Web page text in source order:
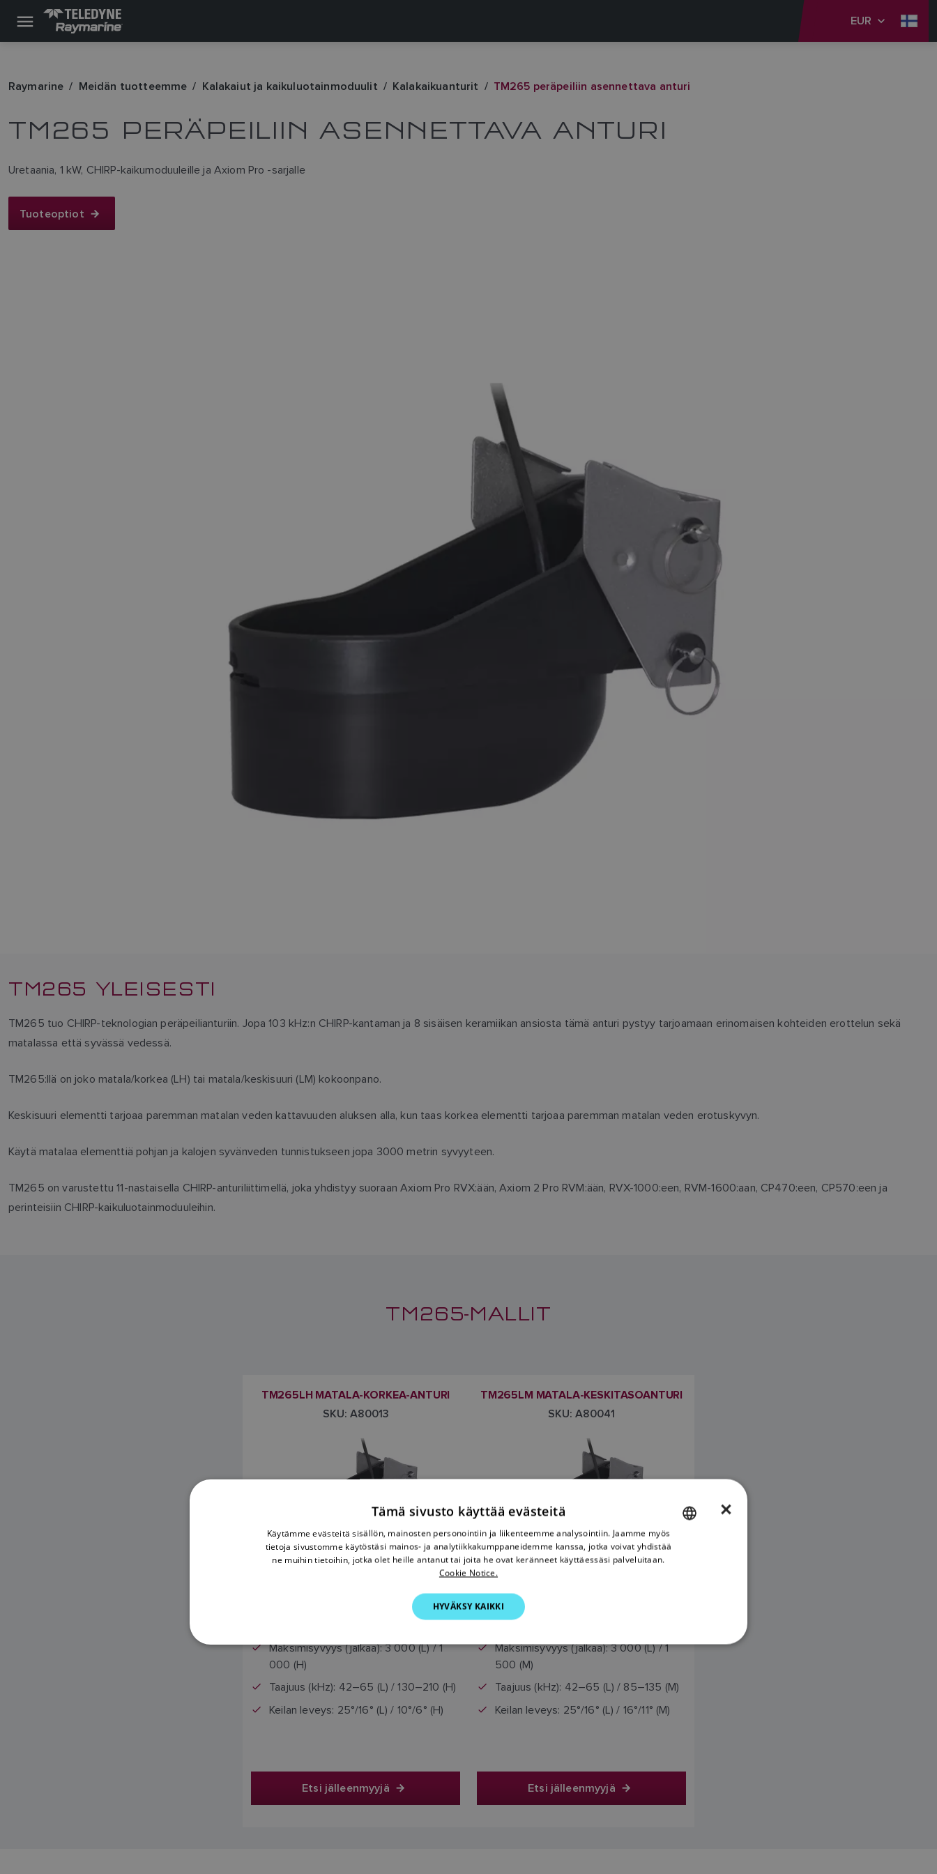
EUR
Raymarine Meidän tuotteemme Kalakaiut ja kaikuluotainmoduulit Kalakaikuanturit TM265 peräpeiliin asennettava anturi
TM265 PERÄPEILIIN ASENNETTAVA ANTURI
Uretaania, 1 kW, CHIRP-kaikumoduuleille ja Axiom Pro -sarjalle
Tuoteoptiot
TM265 YLEISESTI
TM265 tuo CHIRP-teknologian peräpeilianturiin. Jopa 103 kHz:n CHIRP-kantaman ja 8 sisäisen keramiikan ansiosta tämä anturi pystyy tarjoamaan erinomaisen kohteiden erottelun sekä
matalassa että syvässä vedessä.
TM265:llä on joko matala/korkea (LH) tai matala/keskisuuri (LM) kokoonpano.
Keskisuuri elementti tarjoaa paremman matalan veden kattavuuden aluksen alla, kun taas korkea elementti tarjoaa paremman matalan veden erotuskyvyn.
Käytä matalaa elementtiä pohjan ja kalojen syvänveden tunnistukseen jopa 3000 metrin syvyyteen.
TM265 on varustettu 11-nastaisella CHIRP-anturiliittimellä, joka yhdistyy suoraan Axiom Pro RVX:ään, Axiom 2 Pro RVM:ään, RVX-1000:een, RVM-1600:aan, CP470:een, CP570:een ja
perinteisiin CHIRP-kaikuluotainmoduuleihin.
TM265-MALLIT
TM265LH MATALA-KORKEA-ANTURI
SKU: A80013
Hinta sisältää arvonlisäveron
Maksimisyvyys (jalkaa): 3 000 (L) / 1
000 (H)
Taajuus (kHz): 42–65 (L) / 130–210 (H)
Keilan leveys: 25°/16° (L) / 10°/6° (H)
Etsi jälleenmyyjä
TM265LM MATALA-KESKITASOANTURI
SKU: A80041
Hinta sisältää arvonlisäveron
Maksimisyvyys (jalkaa): 3 000 (L) / 1
500 (M)
Taajuus (kHz): 42–65 (L) / 85–135 (M)
Keilan leveys: 25°/16° (L) / 16°/11° (M)
Etsi jälleenmyyjä
×
Tämä sivusto käyttää evästeitä
Käytämme evästeitä sisällön, mainosten personointiin ja liikenteemme analysointiin. Jaamme myös
tietoja sivustomme käytöstäsi mainos- ja analytiikkakumppaneidemme kanssa, jotka voivat yhdistää
ne muihin tietoihin, jotka olet heille antanut tai joita he ovat keränneet käyttäessäsi palveluitaan.
Cookie Notice.
HYVÄKSY KAIKKI